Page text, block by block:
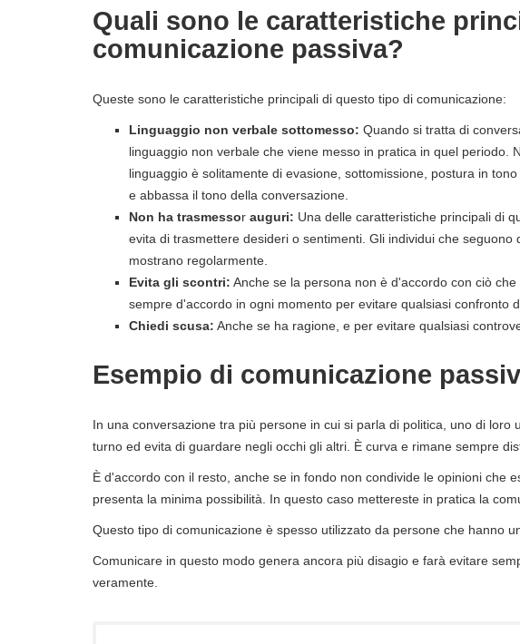
Quali sono le caratteristiche
comunicazione passiva?
Queste sono le caratteristiche principali di questo tipo di comunicazione:
Linguaggio non verbale sottomesso: Quando si tratta di
linguaggio non verbale che viene messo in pratica in quel periodo.
linguaggio è solitamente di evasione, sottomissione, postura in
e abbassa il tono della conversazione.
Non ha trasmessor auguri: Una delle caratteristiche principali di
evita di trasmettere desideri o sentimenti. Gli individui che
mostrano regolarmente.
Evita gli scontri: Anche se la persona non è d'accordo con ciò
sempre d'accordo in ogni momento per evitare qualsiasi confronto
Chiedi scusa: Anche se ha ragione, e per evitare qualsiasi
Esempio di comunicazione
In una conversazione tra più persone in cui si parla di politica, uno di loro
turno ed evita di guardare negli occhi gli altri. È curva e rimane sempre
È d'accordo con il resto, anche se in fondo non condivide le opinioni che
presenta la minima possibilità. In questo caso mettereste in pratica la
Questo tipo di comunicazione è spesso utilizzato da persone che hanno
Comunicare in questo modo genera ancora più disagio e farà evitare
veramente.